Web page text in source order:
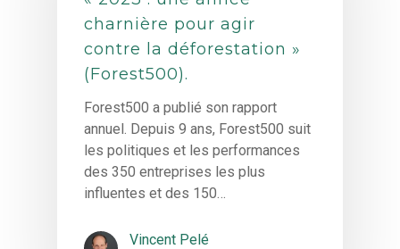
charnière pour agir
contre la déforestation »
(Forest500).
Forest500 a publié son rapport
annuel. Depuis 9 ans, Forest500 suit
les politiques et les performances
des 350 entreprises les plus
influentes et des 150…
Vincent Pelé